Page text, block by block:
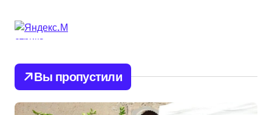
Вы пропустили